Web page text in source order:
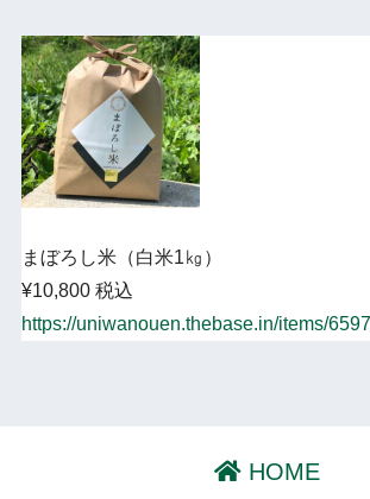
まぼろし米（白米1㎏）
¥10,800 税込
https://uniwanouen.thebase.in/items/
HOME